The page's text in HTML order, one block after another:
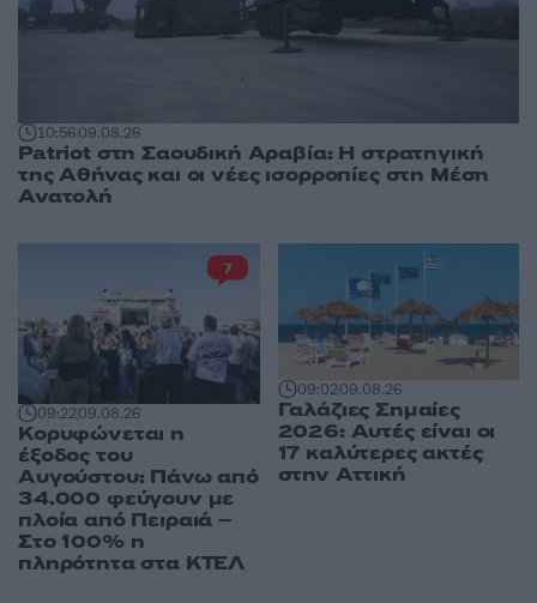
10:5609.08.26
Patriot στη Σαουδική Αραβία: Η στρατηγική
της Αθήνας και οι νέες ισορροπίες στη Μέση
Ανατολή
09:2209.08.26
Κορυφώνεται η
έξοδος του
Αυγούστου: Πάνω από
34.000 φεύγουν με
πλοία από Πειραιά –
Στο 100% η
πληρότητα στα ΚΤΕΛ
7
09:0209.08.26
Γαλάζιες Σημαίες
2026: Αυτές είναι οι
17 καλύτερες ακτές
στην Αττική